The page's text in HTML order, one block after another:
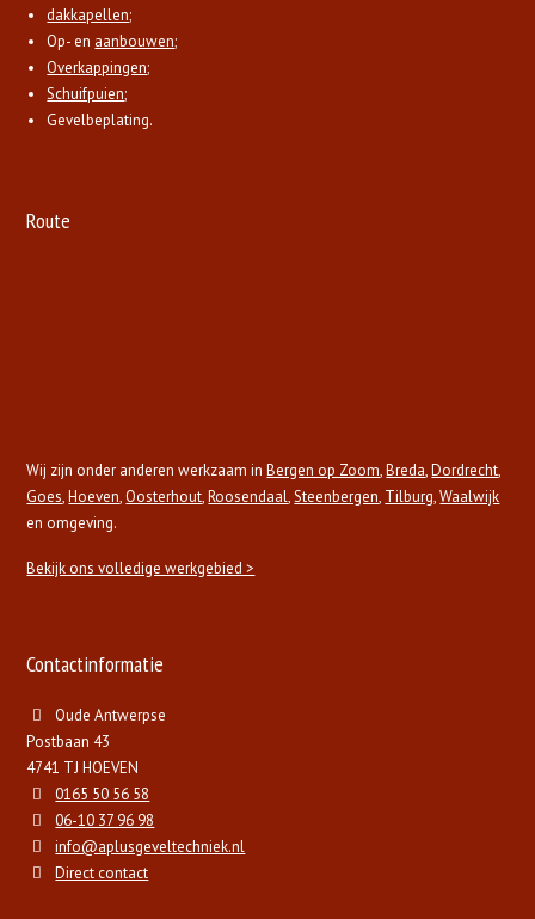
dakkapellen;
Op- en aanbouwen;
Overkappingen;
Schuifpuien;
Gevelbeplating.
Route
Wij zijn onder anderen werkzaam inBergen op Zoom,Breda,Dordrecht,
Goes,Hoeven,Oosterhout,Roosendaal,Steenbergen, Tilburg,Waalwijk
en omgeving.
Bekijk ons volledige werkgebied >
Contactinformatie
Oude Antwerpse
Postbaan 43
4741 TJ HOEVEN
0165 50 56 58
06-10 37 96 98
info@aplusgeveltechniek.nl
Direct contact